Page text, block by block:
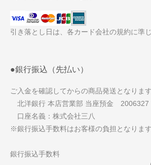
引き落とし日は、各カード会社の規約に準
●銀行振込（先払い）
ご入金を確認してからの商品発送となります
北洋銀行 本店営業部 当座預金 2006327
口座名義：株式会社三八
※銀行振込手数料はお客様の負担となります
銀行振込手数料